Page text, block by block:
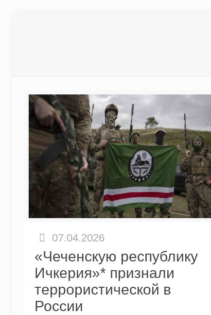
07.04.2026
«Чеченскую республику
Ичкерия»* признали
террористической в
России